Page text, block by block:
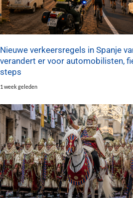
Nieuwe verkeersregels in Spanje
verandert er voor automobilisten,
steps
1 week geleden